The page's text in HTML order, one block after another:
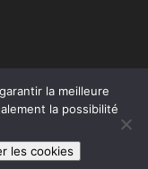
Romantique
la meilleure
la possibilité
les cookies